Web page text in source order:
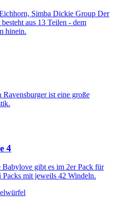
Simba Dickie Group Der
aus 13 Teilen - dem
hinein.
ist eine große
4
gibt es im 2er Pack für
mit jeweils 42 Windeln.